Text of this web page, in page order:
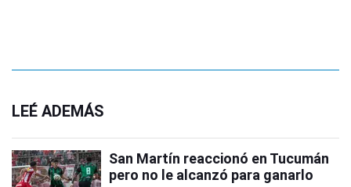
LEÉ ADEMÁS
San Martín reaccionó en Tucumán
pero no le alcanzó para ganarlo